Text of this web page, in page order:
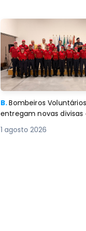
B.Bombeiros
entregam novas
1 agosto 2026